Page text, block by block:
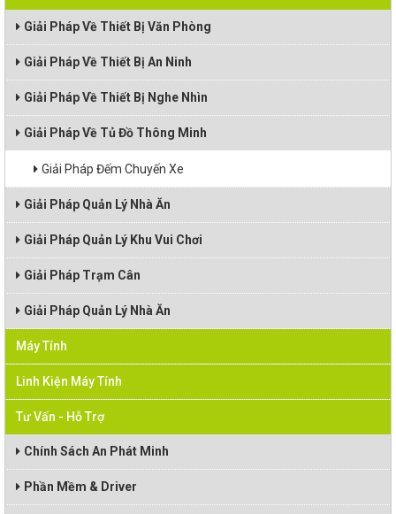
Giải Pháp Về Thiết Bị Văn Phòng
Giải Pháp Về Thiết Bị An Ninh
Giải Pháp Về Thiết Bị Nghe Nhìn
Giải Pháp Về Tủ Đồ Thông Minh
Giải Pháp Đếm Chuyến Xe
Giải Pháp Quản Lý Nhà Ăn
Giải Pháp Quản Lý Khu Vui Chơi
Giải Pháp Trạm Cân
Giải Pháp Quản Lý Nhà Ăn
Máy Tính
Linh Kiện Máy Tính
Tư Vấn - Hỗ Trợ
Chính Sách An Phát Minh
Phần Mềm & Driver